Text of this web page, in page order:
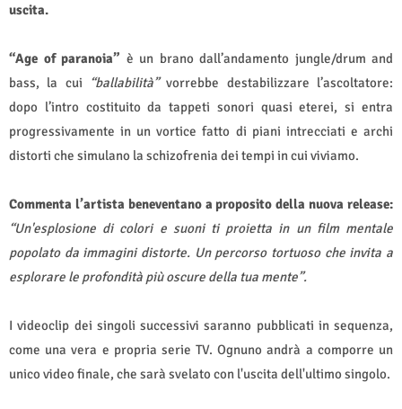
uscita.
“Age of paranoia” è un brano dall’andamento jungle/drum and
bass, la cui
“ballabilità”vorrebbe destabilizzare l’ascoltatore:
dopo l’intro costituito da tappeti sonori quasi eterei, si entra
progressivamente in un vortice fatto di piani intrecciati e archi
distorti che simulano la schizofrenia dei tempi in cui viviamo.
Commenta l’artista beneventano a proposito della nuova release:
“Un'esplosione di colori e suoni ti proietta in un film mentale
popolato da immagini distorte. Un percorso tortuoso che invita a
esplorare le profondità più oscure della tua mente”.
I videoclip dei singoli successivi saranno pubblicati in sequenza,
come una vera e propria serie TV. Ognuno andrà a comporre un
unico video finale, che sarà svelato con l'uscita dell'ultimo singolo.